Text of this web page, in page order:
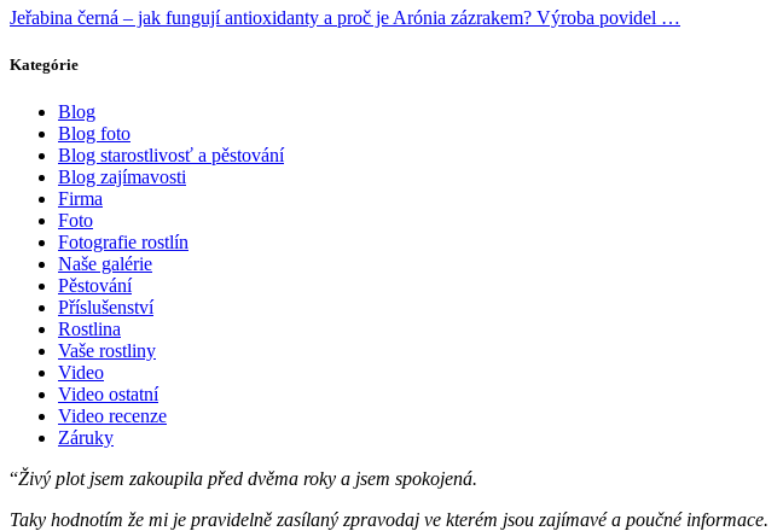
Jeřabina černá – jak fungují antioxidanty a proč je Arónia zázrakem? Výroba povidel …
Kategórie
Blog
Blog foto
Blog starostlivosť a pěstování
Blog zajímavosti
Firma
Foto
Fotografie rostlín
Naše galérie
Pěstování
Příslušenství
Rostlina
Vaše rostliny
Video
Video ostatní
Video recenze
Záruky
“Živý plot jsem zakoupila před dvěma roky a jsem spokojená.
Taky hodnotím že mi je pravidelně zasílaný zpravodaj ve kterém jsou zajímavé a poučné informace.